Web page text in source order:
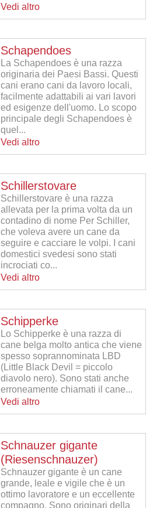
Vedi altro
Schapendoes
La Schapendoes è una razza
originaria dei Paesi Bassi. Questi
cani erano cani da lavoro locali,
facilmente adattabili ai vari lavori
ed esigenze dell'uomo. Lo scopo
principale degli Schapendoes è
quel...
Vedi altro
Schillerstovare
Schillerstovare è una razza
allevata per la prima volta da un
contadino di nome Per Schiller,
che voleva avere un cane da
seguire e cacciare le volpi. I cani
domestici svedesi sono stati
incrociati co...
Vedi altro
Schipperke
Lo Schipperke è una razza di
cane belga molto antica che viene
spesso soprannominata LBD
(Little Black Devil = piccolo
diavolo nero). Sono stati anche
erroneamente chiamati il ​​cane...
Vedi altro
Schnauzer gigante
(Riesenschnauzer)
Schnauzer gigante è un cane
grande, leale e vigile che è un
ottimo lavoratore e un eccellente
compagno. Sono originari della